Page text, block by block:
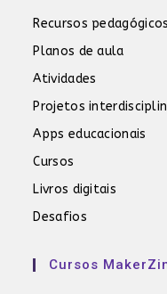
Recursos pedagógicos
Planos de aula
Atividades
Projetos
Apps educacionais
Cursos
Livros digitais
Desafios
Cursos